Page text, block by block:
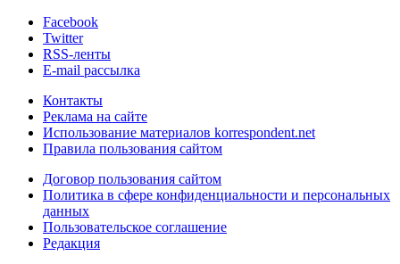
Facebook
Twitter
RSS-ленты
E-mail рассылка
Контакты
Реклама на сайте
Использование материалов korrespondent.net
Правила пользования сайтом
Договор пользования сайтом
Политика в сфере конфиденциальности и персональных
данных
Пользовательское соглашение
Редакция